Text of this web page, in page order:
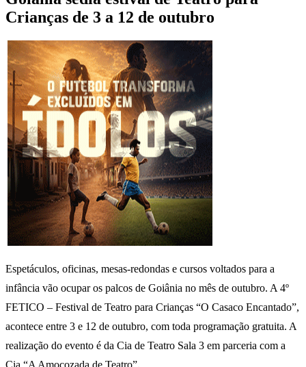
Crianças de 3 a 12 de outubro
Espetáculos, oficinas, mesas-redondas e cursos voltados para a
infância vão ocupar os palcos de Goiânia no mês de outubro. A 4º
FETICO – Festival de Teatro para Crianças “O Casaco Encantado”,
acontece entre 3 e 12 de outubro, com toda programação gratuita. A
realização do evento é da Cia de Teatro Sala 3 em parceria com a
Cia “A Amocozada de Teatro”.